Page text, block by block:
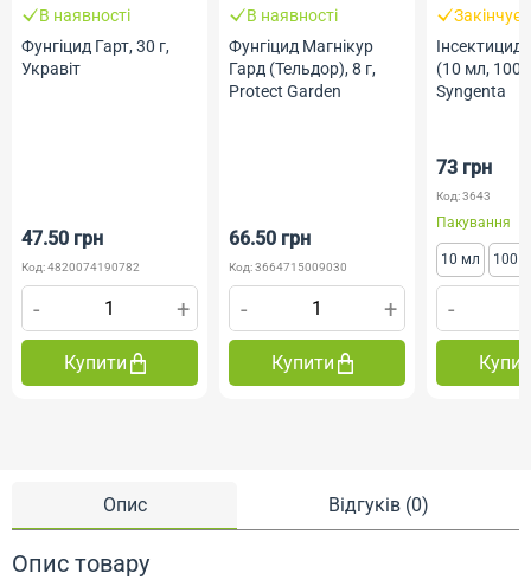
Опис Відгуків (0)
Опис товару
В наявності
Фунгіцид Гарт, 30 г,
Укравіт
47.50 грн
Код: 4820074190782
- +
Купити
В наявності
Фунгіцид Магнікур
Гард (Тельдор), 8 г,
Protect Garden
66.50 грн
Код: 3664715009030
- +
Купити
Інсектицид
(10 мл, 100
Syngenta
73 грн
Код: 3643
Пакування
10 мл 100
-